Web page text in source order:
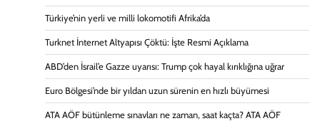
Türkiye’nin yerli ve milli lokomotifi Afrika’da
Turknet İnternet Altyapısı Çöktü: İşte Resmi Açıklama
ABD’den İsrail’e Gazze uyarısı: Trump çok hayal kırıklığına uğrar
Euro Bölgesi’nde bir yıldan uzun sürenin en hızlı büyümesi
ATA AÖF bütünleme sınavları ne zaman, saat kaçta? ATA AÖF